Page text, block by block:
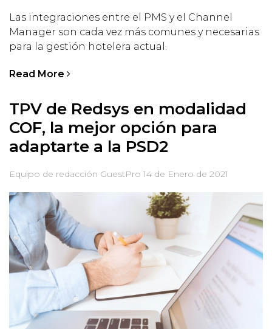
Las integraciones entre el PMS y el Channel
Manager son cada vez más comunes y necesarias
para la gestión hotelera actual.
Read More
TPV de Redsys en modalidad
COF, la mejor opción para
adaptarte a la PSD2
Equipo de redacción GuestPro 14 de Enero de 2021